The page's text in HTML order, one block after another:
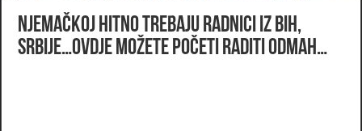
Njemačkoj hitno trebaju radnici iz BiH,
Srbije…Ovdje možete početi raditi odmah…